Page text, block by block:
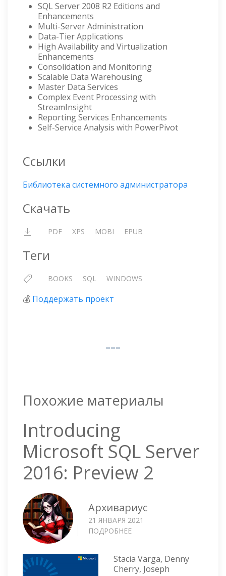
SQL Server 2008 R2 Editions and
Enhancements
Multi-Server Administration
Data-Tier Applications
High Availability and Virtualization
Enhancements
Consolidation and Monitoring
Scalable Data Warehousing
Master Data Services
Complex Event Processing with
StreamInsight
Reporting Services Enhancements
Self-Service Analysis with PowerPivot
Ссылки
Библиотека системного администратора
Скачать
PDF XPS MOBI EPUB
Теги
BOOKS SQL WINDOWS
💰 Поддержать проект
Похожие материалы
Introducing
Microsoft SQL Server
2016: Preview 2
Архивариус
21 ЯНВАРЯ 2021
ПОДРОБНЕЕ
SQL
SERVER
Stacia Varga, Denny
Cherry, Joseph